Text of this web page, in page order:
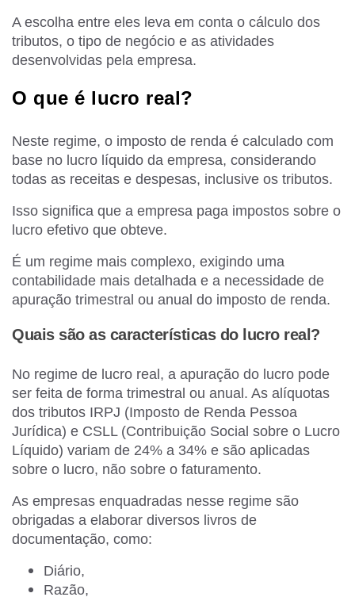
A escolha entre eles leva em conta o cálculo dos
tributos, o tipo de negócio e as atividades
desenvolvidas pela empresa.
O que é lucro real?
Neste regime, o imposto de renda é calculado com
base no lucro líquido da empresa, considerando
todas as receitas e despesas, inclusive os tributos.
Isso significa que a empresa paga impostos sobre o
lucro efetivo que obteve.
É um regime mais complexo, exigindo uma
contabilidade mais detalhada e a necessidade de
apuração trimestral ou anual do imposto de renda.
Quais são as características do lucro real?
No regime de lucro real, a apuração do lucro pode
ser feita de forma trimestral ou anual. As alíquotas
dos tributos IRPJ (Imposto de Renda Pessoa
Jurídica) e CSLL (Contribuição Social sobre o Lucro
Líquido) variam de 24% a 34% e são aplicadas
sobre o lucro, não sobre o faturamento.
As empresas enquadradas nesse regime são
obrigadas a elaborar diversos livros de
documentação, como:
Diário,
Razão,